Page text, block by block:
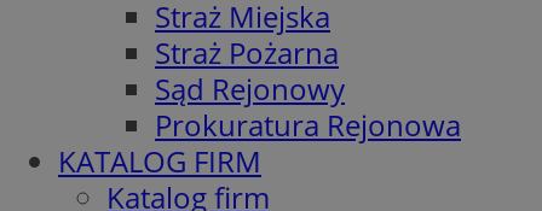
Straż Miejska
Straż Pożarna
Sąd Rejonowy
Prokuratura Rejonowa
KATALOG FIRM
Katalog firm